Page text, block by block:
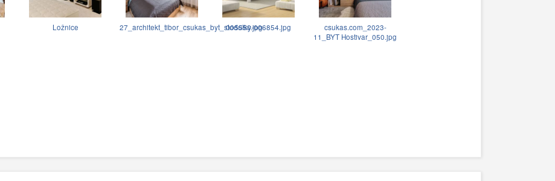
Ložnice 27_architekt_tibor_csukas_byt_stodulky.jpg
005550-006854.jpg
csukas.com_2023-
11_BYT Hostivar_050.jpg